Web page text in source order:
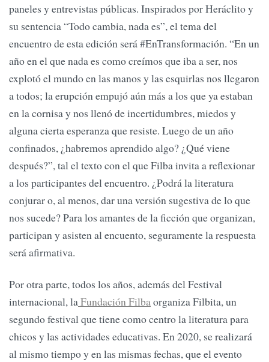
paneles y entrevistas públicas. Inspirados por Heráclito y
su sentencia “Todo cambia, nada es”, el tema del
encuentro de esta edición será #EnTransformación. “En un
año en el que nada es como creímos que iba a ser, nos
explotó el mundo en las manos y las esquirlas nos llegaron
a todos; la erupción empujó aún más a los que ya estaban
en la cornisa y nos llenó de incertidumbres, miedos y
alguna cierta esperanza que resiste. Luego de un año
confinados, ¿habremos aprendido algo? ¿Qué viene
después?”, tal el texto con el que Filba invita a reflexionar
a los participantes del encuentro. ¿Podrá la literatura
conjurar o, al menos, dar una versión sugestiva de lo que
nos sucede? Para los amantes de la ficción que organizan,
participan y asisten al encuento, seguramente la respuesta
será afirmativa.
Por otra parte, todos los años, además del Festival
internacional, laFundación Filbaorganiza Filbita, un
segundo festival que tiene como centro la literatura para
chicos y las actividades educativas. En 2020, se realizará
al mismo tiempo y en las mismas fechas, que el evento